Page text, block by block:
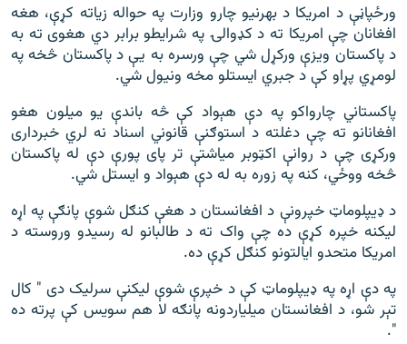
ورځپاڼې د امریکا د بهرنیو چارو وزارت په حواله زیاته کړې، هغه
افغانان چې امریکا ته د کډوالۍ په شرایطو برابر دي هغوی ته به
د پاکستان ویزې ورکړل شي چې ورسره به یې د پاکستان څخه په
لومړي پړاو کې د جبري ایستلو مخه ونیول شي.
پاکستاني چارواکو په دې هېواد کې څه باندې یو میلون هغو
افغانانو ته چې دغلته د استوګنې قانوني اسناد نه لري خبرداری
ورکړی چې د روانې اکټوبر میاشتې تر پای پورې دې له پاکستان
څخه ووځي، کنه په زوره به له دې هېواد و ایستل شي.
د ډیپلوماټ خپرونې د افغانستان د هغې کنګل شوې پانګې په اړه
لیکنه خپره کړې ده چې واک ته د طالبانو له رسیدو وروسته د
امریکا متحدو ایالتونو کنګل کړې ده.
په دې اړه په ډیپلوماټ کې د خپرې شوې لیکنې سرلیک دی " کال
تېر شو، د افغانستان میلیاردونه پانګه لا هم سویس کې پرته ده
".